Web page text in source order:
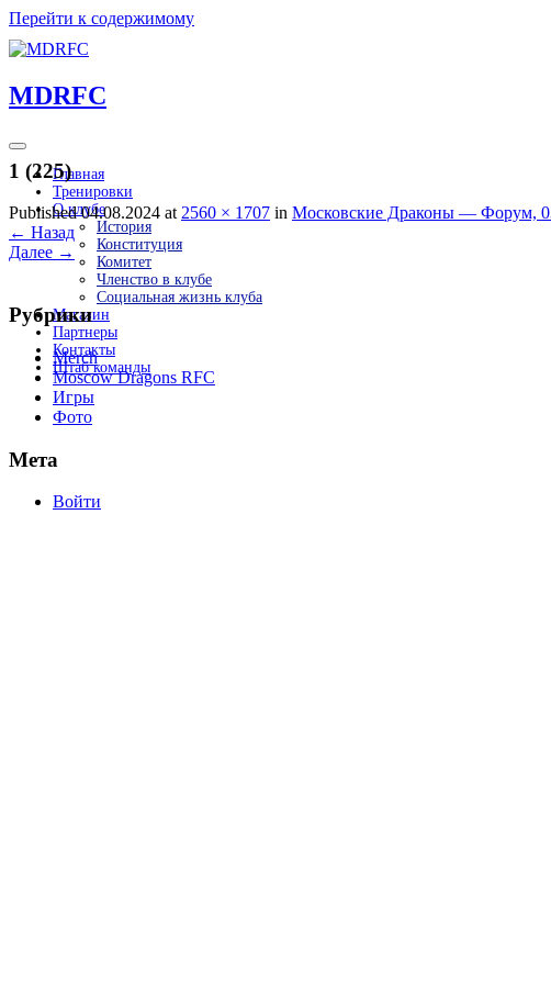
Перейти к содержимому
MDRFC
Главная
Тренировки
О клубе
История
Конституция
Комитет
Членство в клубе
Социальная жизнь клуба
Магазин
Партнеры
Контакты
Штаб команды
1 (225)
Published 04.08.2024 at2560 × 1707 in Московские Драконы — Форум,
← Назад
Далее →
Рубрики
Merch
Moscow Dragons RFC
Игры
Фото
Мета
Войти